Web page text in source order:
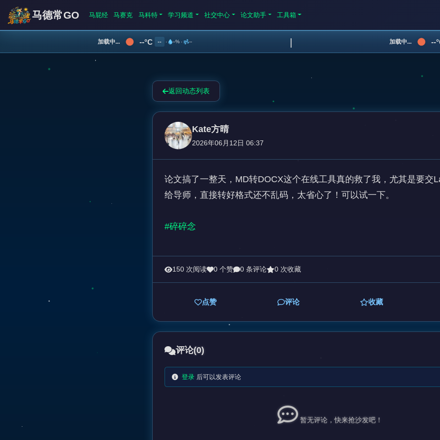
马德常GO 马屁经 马赛克 马科特 学习频道 社交中心 论文助手 工具箱
加载中... --°C -- · --% · -- | 加载中... --
返回动态列表
Kate方晴
2026年06月12日 06:37
论文搞了一整天，MD转DOCX这个在线工具真的救了我，尤其是要交
给导师，直接转好格式还不乱码，太省心了！可以试一下。
#碎碎念
150 次阅读 0 个赞 0 条评论 0 次收藏
点赞 评论 收藏
评论(0)
登录 后可以发表评论
暂无评论，快来抢沙发吧！